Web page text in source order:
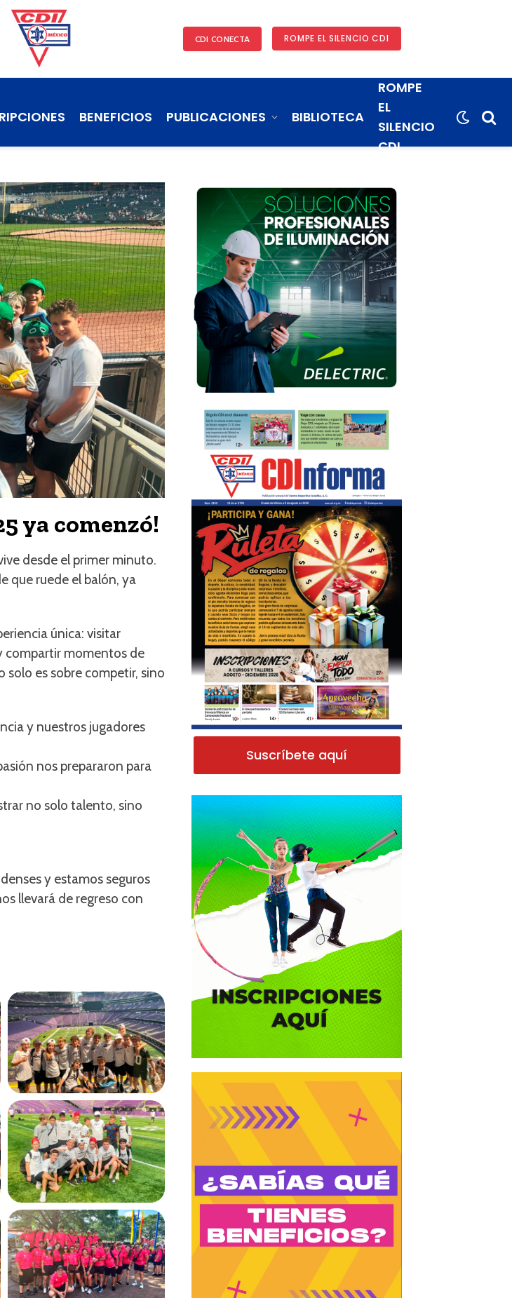
CDI CONECTA ROMPE EL SILENCIO CDI
BENEFICIOS PUBLICACIONES BIBLIOTECA
ROMPE
EL
SILENCIO
CDI
ya comenzó!
desde el primer minuto.
que ruede el balón, ya
única: visitar
compartir momentos de
solo es sobre competir, sino
y nuestros jugadores
nos prepararon para
no solo talento, sino
y estamos seguros
llevará de regreso con
Suscríbete aquí